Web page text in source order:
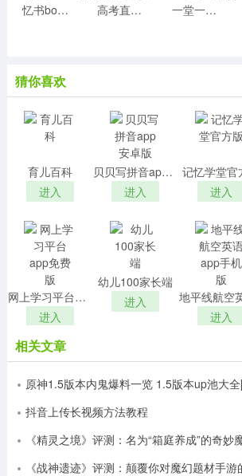
忆书book软件安卓版 高考直通车APP 一堂一课app手机版
猜你喜欢
育儿百科
进入
贝贝写拼音app安卓版
进入
记忆学堂官
进入
网上学习平台app免费版
进入
幼儿100家长端
进入
进入
相关文章
原神1.5版本内鬼爆料一览 1.5版本up池大
抖音上传长视频方法教程
《精灵之境》评测：名为“箱庭养成”的奇妙
《战神遗迹》评测：颠覆你对魔幻题材手游